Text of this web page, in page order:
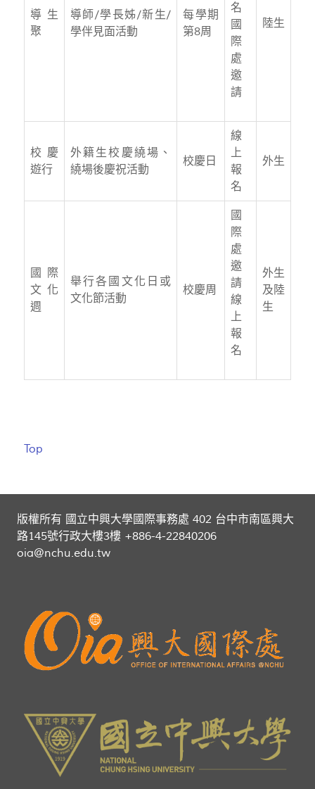
導生
聚
導師/學長姊/新生/
學伴見面活動
每學期
第8周
名
國
際
處
邀
請
陸生
校慶
遊行
外籍生校慶繞場、
繞場後慶祝活動
校慶日
線
上
報
名
外生
國際
文化
週
舉行各國文化日或
文化節活動
校慶周
國
際
處
邀
請
線
上
報
名
外生
及陸
生
Top
版權所有 國立中興大學國際事務處 402 台中市南區興大
路145號行政大樓3樓 +886-4-22840206
oia@nchu.edu.tw